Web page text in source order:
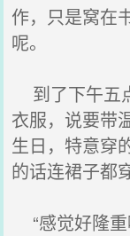
作，只是窝在
呢。
到了下午五
衣服，说要带
生日，特意穿
的话连裙子都
“感觉好隆重